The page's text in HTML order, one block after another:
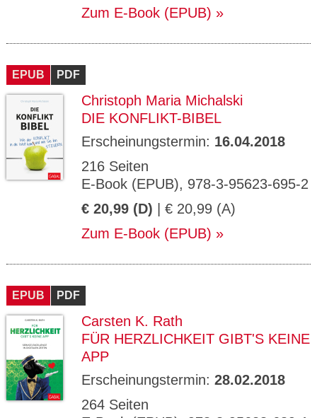
Zum E-Book (EPUB)
EPUB PDF
Christoph Maria Michalski
DIE KONFLIKT-BIBEL
Erscheinungstermin: 16.04.2018
216 Seiten
E-Book (EPUB), 978-3-95623-695-2
€ 20,99 (D) | € 20,99 (A)
Zum E-Book (EPUB)
EPUB PDF
Carsten K. Rath
FÜR HERZLICHKEIT GIBT'S KEINE
APP
Erscheinungstermin: 28.02.2018
264 Seiten